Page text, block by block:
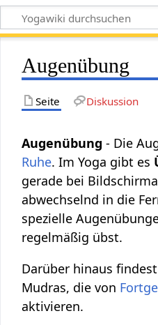
Augenübung
Seite Diskussion
Augenübung - Die
Ruhe. Im Yoga gibt es
gerade bei
abwechselnd in die
spezielle
regelmäßig übst.
Darüber hinaus
Mudras, die von
aktivieren.